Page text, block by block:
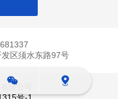
区须水东路97号
限公司